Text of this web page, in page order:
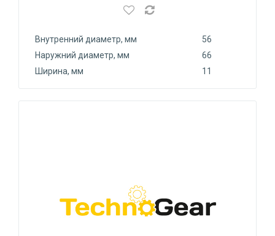
Внутренний диаметр, мм
56
Наружний диаметр, мм
66
Ширина, мм
11